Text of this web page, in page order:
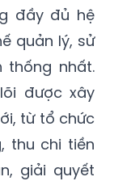
đầy đủ hệ
quản lý, sử
thống nhất.
được xây
từ tổ chức
thu chi tiền
giải quyết